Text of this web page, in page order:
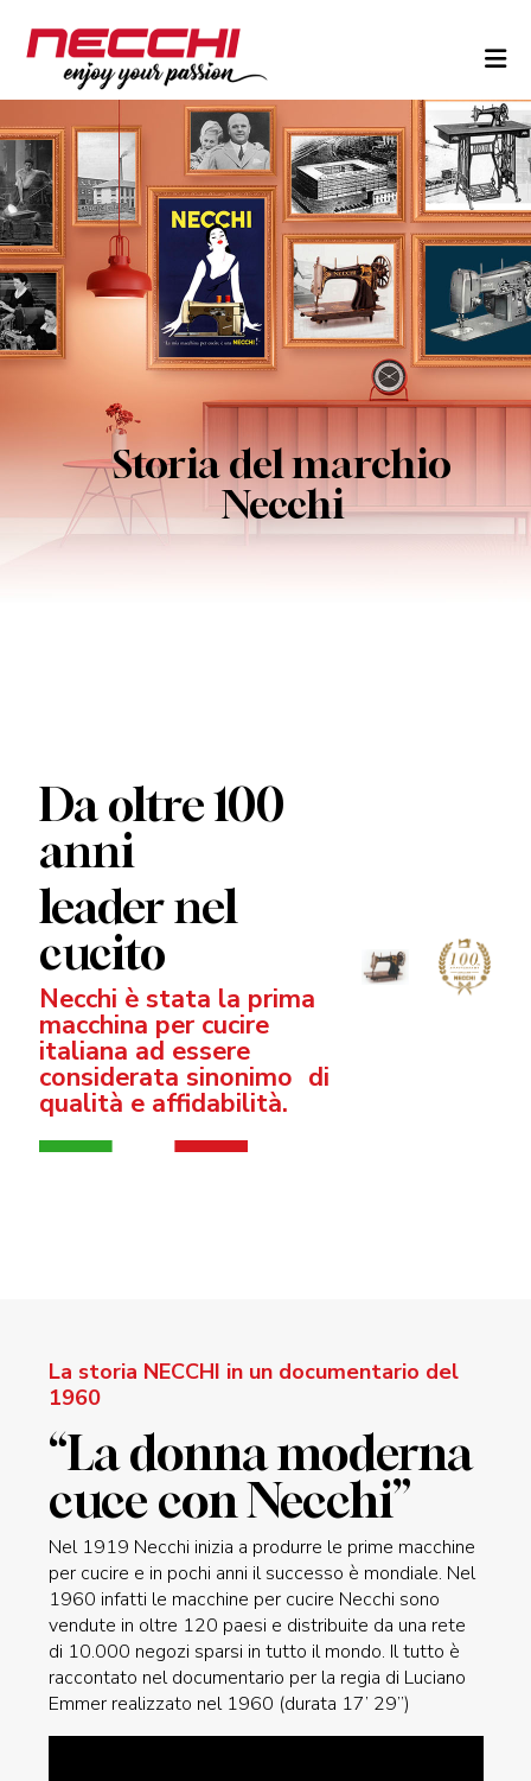
Storia del marchio
Necchi
Da oltre 100
anni
leader nel
cucito
Necchi è stata la prima
macchina per cucire
italiana ad essere
considerata sinonimo di
qualità e affidabilità.
La storia NECCHI in un documentario del
1960
“La donna moderna
cuce con Necchi”
Nel 1919 Necchi inizia a produrre le prime macchine
per cucire e in pochi anni il successo è mondiale. Nel
1960 infatti le macchine per cucire Necchi sono
vendute in oltre 120 paesi e distribuite da una rete
di 10.000 negozi sparsi in tutto il mondo. Il tutto è
raccontato nel documentario per la regia di Luciano
Emmer realizzato nel 1960 (durata 17’ 29’’)